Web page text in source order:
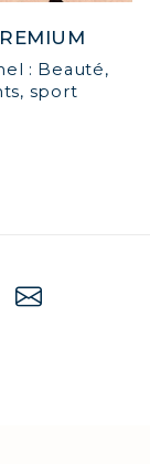
: Beauté,
sport